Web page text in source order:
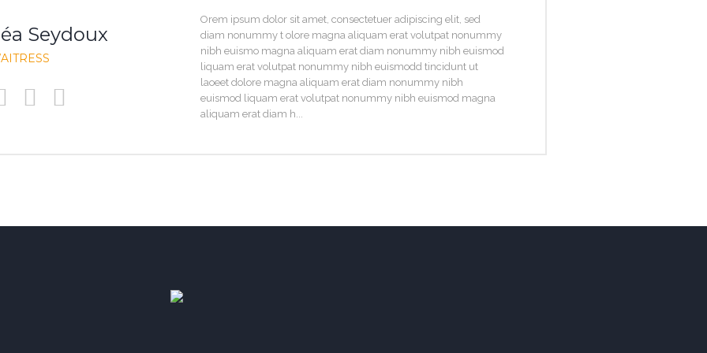
Seydoux
Orem ipsum dolor sit amet, consectetuer adipiscing elit, sed
diam nonummy t olore magna aliquam erat volutpat nonummy
nibh euismo magna aliquam erat diam nonummy nibh euismod
liquam erat volutpat nonummy nibh euismodd tincidunt ut
laoeet dolore magna aliquam erat diam nonummy nibh
euismod liquam erat volutpat nonummy nibh euismod magna
aliquam erat diam h...